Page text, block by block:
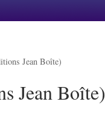
Jean Boîte)
Jean Boîte)